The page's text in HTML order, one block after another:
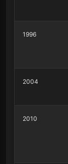
1996
2004
2010